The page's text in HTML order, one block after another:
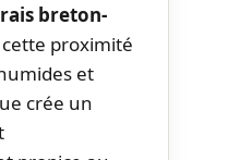
breton-
proximité
et
crée un